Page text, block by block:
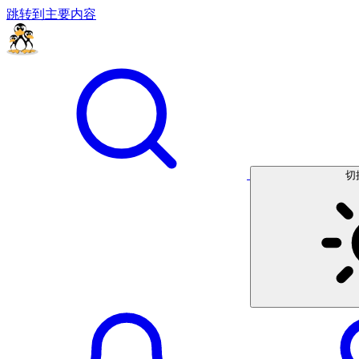
跳转到主要内容
切